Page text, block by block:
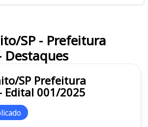
SP Prefeitura
Edital 001/2025
SP - Prefeitura